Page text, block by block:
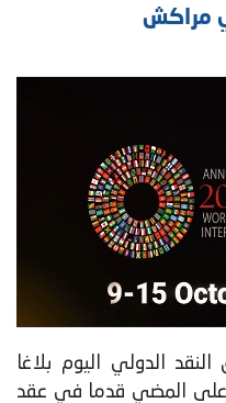
مراكش
الدولي اليوم بلاغا
على المضي قدما في عقد